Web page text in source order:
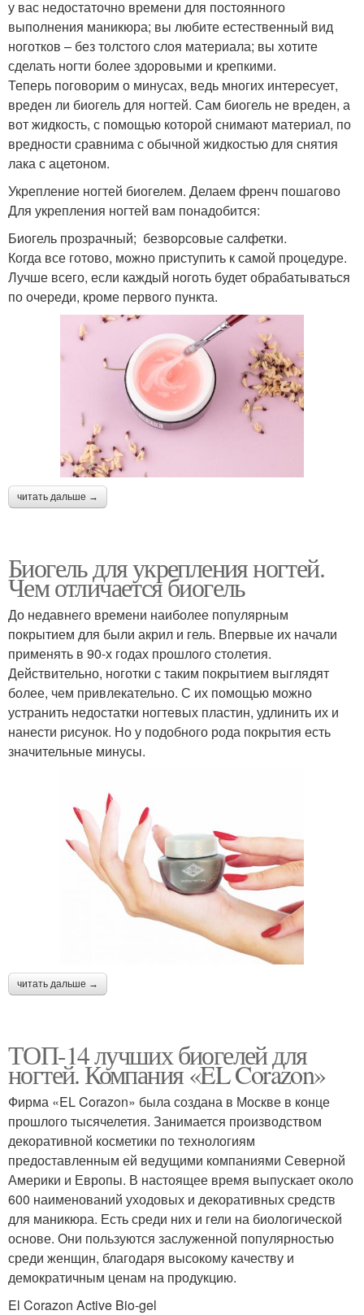
у вас недостаточно времени для постоянного
выполнения маникюра; вы любите естественный вид
ноготков – без толстого слоя материала; вы хотите
сделать ногти более здоровыми и крепкими.
Теперь поговорим о минусах, ведь многих интересует,
вреден ли биогель для ногтей. Сам биогель не вреден, а
вот жидкость, с помощью которой снимают материал, по
вредности сравнима с обычной жидкостью для снятия
лака с ацетоном.
Укрепление ногтей биогелем. Делаем френч пошагово
Для укрепления ногтей вам понадобится:
Биогель прозрачный; безворсовые салфетки.
Когда все готово, можно приступить к самой процедуре.
Лучше всего, если каждый ноготь будет обрабатываться
по очереди, кроме первого пункта.
читать дальше →
Биогель для укрепления ногтей.
Чем отличается биогель
До недавнего времени наиболее популярным
покрытием для были акрил и гель. Впервые их начали
применять в 90-х годах прошлого столетия.
Действительно, ноготки с таким покрытием выглядят
более, чем привлекательно. С их помощью можно
устранить недостатки ногтевых пластин, удлинить их и
нанести рисунок. Но у подобного рода покрытия есть
значительные минусы.
читать дальше →
ТОП-14 лучших биогелей для
ногтей. Компания «EL Corazon»
Фирма «EL Corazon» была создана в Москве в конце
прошлого тысячелетия. Занимается производством
декоративной косметики по технологиям
предоставленным ей ведущими компаниями Северной
Америки и Европы. В настоящее время выпускает около
600 наименований уходовых и декоративных средств
для маникюра. Есть среди них и гели на биологической
основе. Они пользуются заслуженной популярностью
среди женщин, благодаря высокому качеству и
демократичным ценам на продукцию.
El Corazon Active Bio-gel